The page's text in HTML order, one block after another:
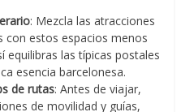
: Mezcla las atracciones
con estos espacios menos
equilibras las típicas postales
esencia barcelonesa.
de rutas: Antes de viajar,
de movilidad y guías,